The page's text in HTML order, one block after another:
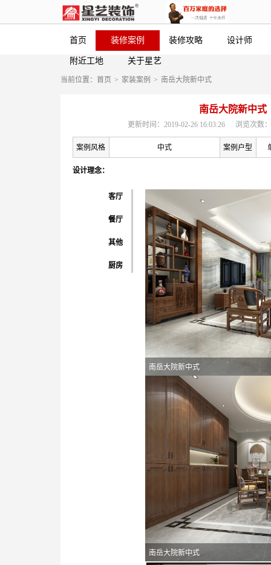
首页 装修案例 装修攻略 设计师
附近工地 关于星艺
当前位置： 首页 > 家装案例 > 南岳大院新中式
南岳大院新中式
更新时间：2019-02-26 16:03:26 浏览次数
案例风格 中式 案例户型
设计理念：
客厅
餐厅
其他
厨房
南岳大院新中式
南岳大院新中式